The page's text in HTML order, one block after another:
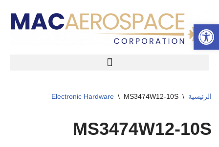
شريط الأدوات المفتوح
تخطى
إلى
المحتوى
الرئيسية \
Electronic Hardware \ MS3474W12-10S
MS3474W12-10S